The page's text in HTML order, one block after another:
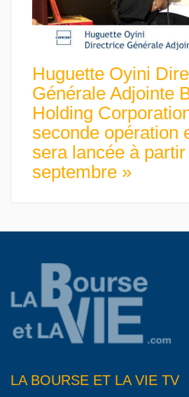
Huguette Oyini
Générale Adjointe
Holding
seconde opération
sera lancée à
septembre »
LA BOURSE ET LA VIE TV